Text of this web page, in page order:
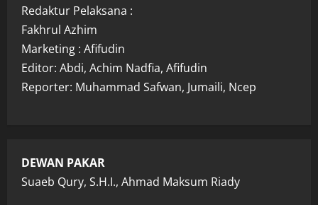
Redaktur Pelaksana :
Fakhrul Azhim
Marketing : Afifudin
Editor: Abdi, Achim Nadfia, Afifudin
Reporter: Muhammad Safwan, Jumaili, Ncep
DEWAN PAKAR
Suaeb Qury, S.H.I., Ahmad Maksum Riady